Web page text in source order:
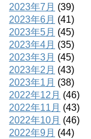
2023年7月 (39)
2023年6月 (41)
2023年5月 (45)
2023年4月 (35)
2023年3月 (45)
2023年2月 (43)
2023年1月 (38)
2022年12月 (46)
2022年11月 (43)
2022年10月 (46)
2022年9月 (44)